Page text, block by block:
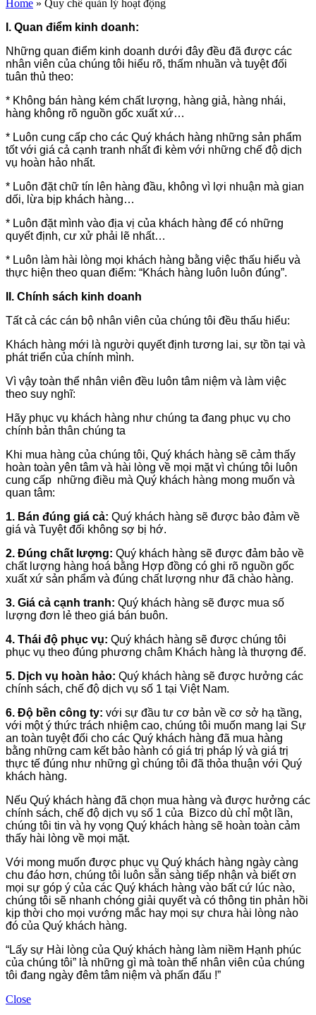
Home » Quy chế quản lý hoạt động
I. Quan điểm kinh doanh:
Những quan điểm kinh doanh dưới đây đều đã được các
nhân viên của chúng tôi hiểu rõ, thấm nhuần và tuyệt đối
tuân thủ theo:
* Không bán hàng kém chất lượng, hàng giả, hàng nhái,
hàng không rõ nguồn gốc xuất xứ…
* Luôn cung cấp cho các Quý khách hàng những sản phẩm
tốt với giá cả cạnh tranh nhất đi kèm với những chế độ dịch
vụ hoàn hảo nhất.
* Luôn đặt chữ tín lên hàng đầu, không vì lợi nhuận mà gian
dối, lừa bịp khách hàng…
* Luôn đặt mình vào địa vị của khách hàng để có những
quyết định, cư xử phải lẽ nhất…
* Luôn làm hài lòng mọi khách hàng bằng việc thấu hiểu và
thực hiện theo quan điểm: “Khách hàng luôn luôn đúng”.
II. Chính sách kinh doanh
Tất cả các cán bộ nhân viên của chúng tôi đều thấu hiểu:
Khách hàng mới là người quyết định tương lai, sự tồn tại và
phát triển của chính mình.
Vì vậy toàn thể nhân viên đều luôn tâm niệm và làm việc
theo suy nghĩ:
Hãy phục vụ khách hàng như chúng ta đang phục vụ cho
chính bản thân chúng ta
Khi mua hàng của chúng tôi, Quý khách hàng sẽ cảm thấy
hoàn toàn yên tâm và hài lòng về mọi mặt vì chúng tôi luôn
cung cấp những điều mà Quý khách hàng mong muốn và
quan tâm:
1. Bán đúng giá cả: Quý khách hàng sẽ được bảo đảm về
giá và Tuyệt đối không sợ bị hớ.
2. Đúng chất lượng: Quý khách hàng sẽ được đảm bảo về
chất lượng hàng hoá bằng Hợp đồng có ghi rõ nguồn gốc
xuất xứ sản phẩm và đúng chất lượng như đã chào hàng.
3. Giá cả cạnh tranh: Quý khách hàng sẽ được mua số
lượng đơn lẻ theo giá bán buôn.
4. Thái độ phục vụ: Quý khách hàng sẽ được chúng tôi
phục vụ theo đúng phương châm Khách hàng là thượng đế.
5. Dịch vụ hoàn hảo: Quý khách hàng sẽ được hưởng các
chính sách, chế độ dịch vụ số 1 tại Việt Nam.
6. Độ bền công ty: với sự đầu tư cơ bản về cơ sở hạ tầng,
với một ý thức trách nhiệm cao, chúng tôi muốn mang lại Sự
an toàn tuyệt đối cho các Quý khách hàng đã mua hàng
bằng những cam kết bảo hành có giá trị pháp lý và giá trị
thực tế đúng như những gì chúng tôi đã thỏa thuận với Quý
khách hàng.
Nếu Quý khách hàng đã chọn mua hàng và được hưởng các
chính sách, chế độ dịch vụ số 1 của Bizco dù chỉ một lần,
chúng tôi tin và hy vọng Quý khách hàng sẽ hoàn toàn cảm
thấy hài lòng về mọi mặt.
Với mong muốn được phục vụ Quý khách hàng ngày càng
chu đáo hơn, chúng tôi luôn sẵn sàng tiếp nhận và biết ơn
mọi sự góp ý của các Quý khách hàng vào bất cứ lúc nào,
chúng tôi sẽ nhanh chóng giải quyết và có thông tin phản hồi
kịp thời cho mọi vướng mắc hay mọi sự chưa hài lòng nào
đó của Quý khách hàng.
“Lấy sự Hài lòng của Quý khách hàng làm niềm Hạnh phúc
của chúng tôi” là những gì mà toàn thể nhân viên của chúng
tôi đang ngày đêm tâm niệm và phấn đấu !”
Close